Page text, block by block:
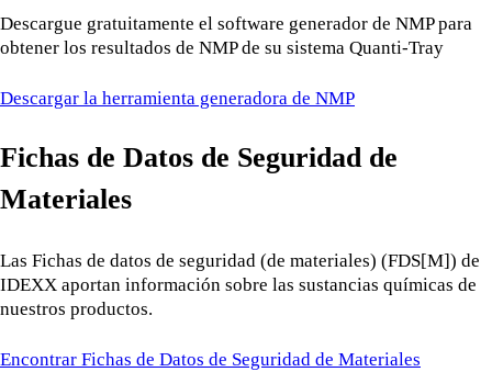
Descargue gratuitamente el software generador de NMP para
obtener los resultados de NMP de su sistema Quanti-Tray
Descargar la herramienta generadora de NMP
Fichas de Datos de Seguridad de
Materiales
Las Fichas de datos de seguridad (de materiales) (FDS[M]) de
IDEXX aportan información sobre las sustancias químicas de
nuestros productos.
Encontrar Fichas de Datos de Seguridad de Materiales